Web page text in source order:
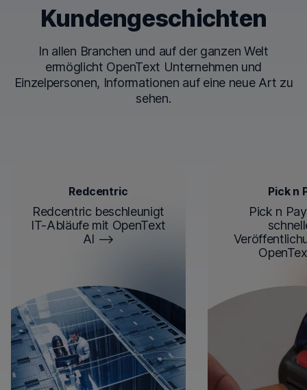
Kundengeschichten
In allen Branchen und auf der ganzen Welt
ermöglicht OpenText Unternehmen und
Einzelpersonen, Informationen auf eine neue Art zu
sehen.
Redcentric
Redcentric beschleunigt
IT-Abläufe mit OpenText
AI
Pick n
Pick n